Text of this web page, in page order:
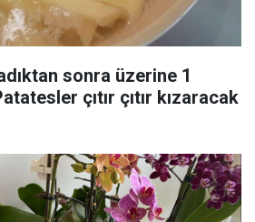
sonra üzerine 1
çıtır çıtır kızaracak